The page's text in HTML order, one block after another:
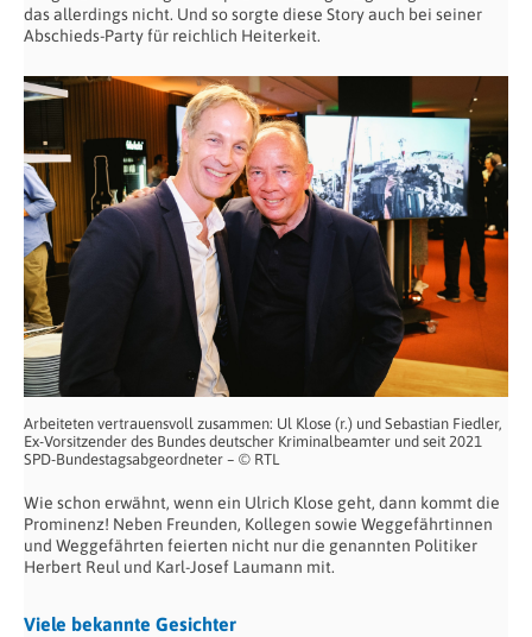
das allerdings nicht. Und so sorgte diese Story auch bei seiner
Abschieds-Party für reichlich Heiterkeit.
Arbeiteten vertrauensvoll zusammen: Ul Klose (r.) und Sebastian Fiedler,
Ex-Vorsitzender des Bundes deutscher Kriminalbeamter und seit 2021
SPD-Bundestagsabgeordneter – © RTL
Wie schon erwähnt, wenn ein Ulrich Klose geht, dann kommt die
Prominenz! Neben Freunden, Kollegen sowie Weggefährtinnen
und Weggefährten feierten nicht nur die genannten Politiker
Herbert Reul und Karl-Josef Laumann mit.
Viele bekannte Gesichter